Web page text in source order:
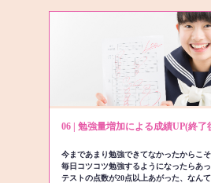
06 | 勉強量増加による成績UP(終了
今まであまり勉強できてなかったからこ
毎日コツコツ勉強するようになったらあ
テストの点数が20点以上あがった、なんて